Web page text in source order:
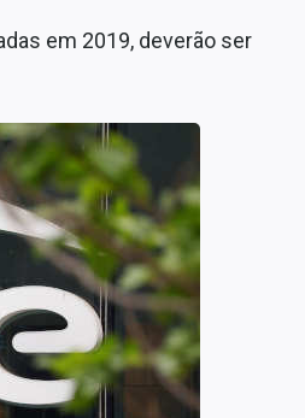
em 2019, deverão ser